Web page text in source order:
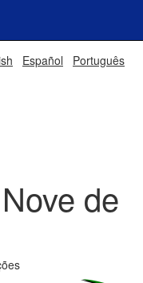
Español Português
de